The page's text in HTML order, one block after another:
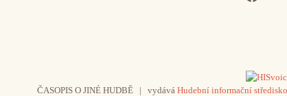
ČASOPIS O JINÉ HUDBĚ | vydává Hudební informační středisko